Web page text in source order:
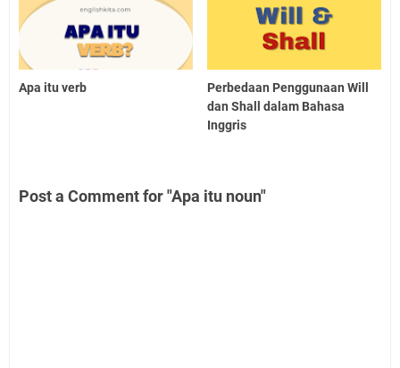
Apa itu verb
Perbedaan Penggunaan Will
dan Shall dalam Bahasa
Inggris
Post a Comment for "Apa itu noun"